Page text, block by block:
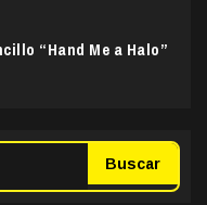
“Hand Me a Halo”
Buscar